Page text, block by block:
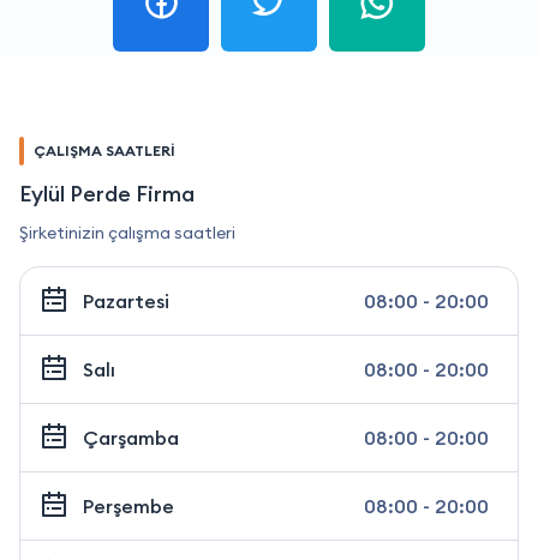
ÇALIŞMA SAATLERİ
Eylül Perde Firma
Şirketinizin çalışma saatleri
Pazartesi 08:00 - 20:00
Salı 08:00 - 20:00
Çarşamba 08:00 - 20:00
Perşembe 08:00 - 20:00